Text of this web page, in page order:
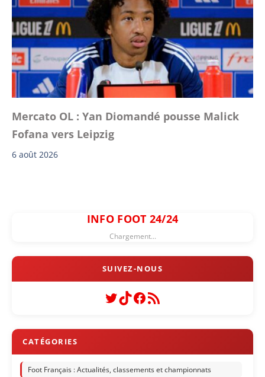
Mercato OL : Yan Diomandé pousse Malick
Fofana vers Leipzig
6 août 2026
INFO FOOT 24/24
Chargement...
Twitter
TikTok
Facebook
Flux RSS
Foot Français : Actualités, classements et championnats